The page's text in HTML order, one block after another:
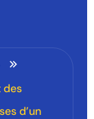
des
d’un